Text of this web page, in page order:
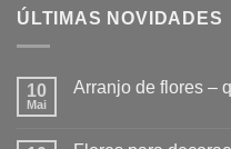
ÚLTIMAS NOVIDADES
10
Mai
Arranjo de flores –